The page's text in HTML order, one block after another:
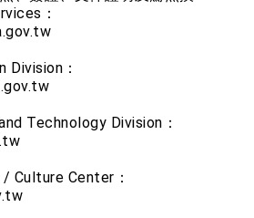
：
Division：
Technology Division：
Culture Center：